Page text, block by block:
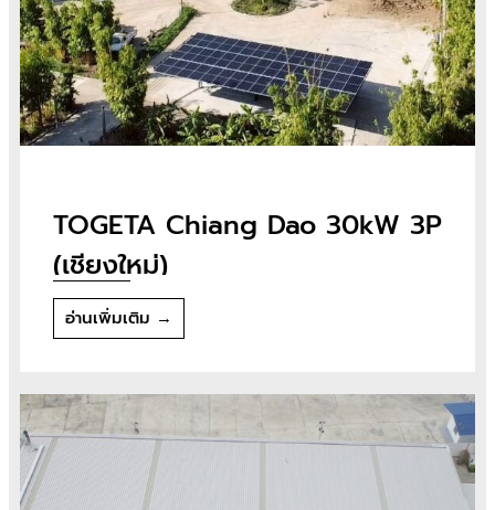
TOGETA Chiang Dao 30kW 3P
(เชียงใหม่)
อ่านเพิ่มเติม →